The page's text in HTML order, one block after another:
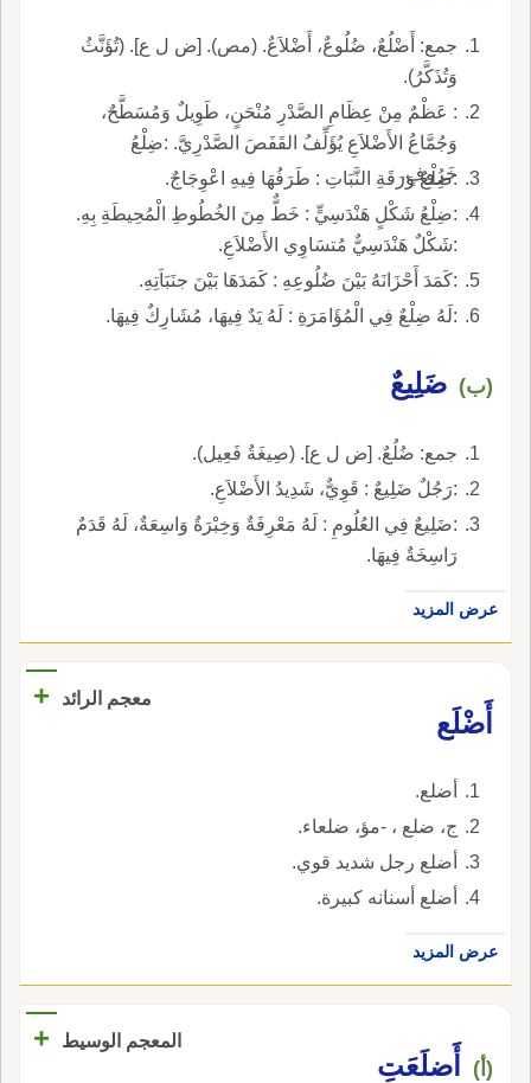
جمع: أَضْلُعٌ، ضُلُوعٌ، أَضْلاَعٌ. (مص). [ض ل ع]. (تُؤَنَّثُ
وَتُذَكَّرُ).
: عَظْمٌ مِنْ عِظَامِ الصَّدْرِ مُنْحَنٍ، طَوِيلٌ وَمُسَطَّحٌ،
وَجُمَّاعُ الأَضْلاَعِ يُؤَلِّفُ القَفَصَ الصَّدْرِيَّ. :ضِلْعُ
خَرُوفٍ.
:ضِلْعُ وَرَقَةِ النَّبَاتِ : طَرَفُهَا فِيهِ اعْوِجَاجٌ.
:ضِلْعُ شَكْلٍ هَنْدَسِيٍّ : خَطٌّ مِنَ الخُطُوطِ الْمُحِيطَةِ بِهِ.
:شَكْلٌ هَنْدَسِيٌّ مُتسَاوِي الأَضْلاَعِ.
:كَمَدَ أَحْزَانَهُ بَيْنَ ضُلُوعِهِ : كَمَدَهَا بَيْنَ جنَبَاَتِهِ.
:لَهُ ضِلْعٌ فِي الْمُؤَامَرَةِ : لَهُ يَدٌ فِيهَا، مُشَارِكٌ فِيهَا.
(ب) ضَلِيعٌ
جمع: ضُلُعٌ. [ض ل ع]. (صِيغَةُ فَعِيل).
:رَجُلٌ ضَلِيعٌ : قَوِيٌّ، شَدِيدُ الأَضْلاَعِ.
:ضَلِيعٌ فِي العُلُومِ : لَهُ مَعْرِفَةٌ وَخِبْرَةٌ وَاسِعَةٌ، لَهُ قَدَمٌ
رَاسِخَةٌ فِيهَا.
عرض المزيد
معجم الرائد
+
أَضْلَع
أضلع.
ج، ضلع ، -مؤ، ضلعاء.
أضلع رجل شديد قوي.
أضلع أسنانه كبيرة.
عرض المزيد
المعجم الوسيط +
(أ) أَضلَعَتِ